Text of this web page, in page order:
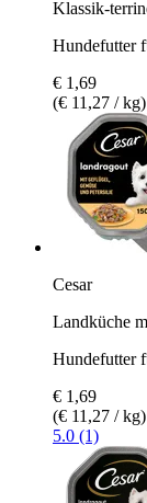
Klassik-
Hundefutter
€ 1,69
(€ 11,27 / kg)
Cesar
Landküche
Hundefutter
€ 1,69
(€ 11,27 / kg)
5.0 (1)